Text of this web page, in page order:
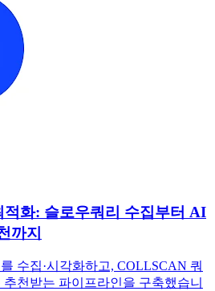
적화: 슬로우쿼리 수집부터 AI
까지
수집·시각화하고, COLLSCAN 쿼
천받는 파이프라인을 구축했습니